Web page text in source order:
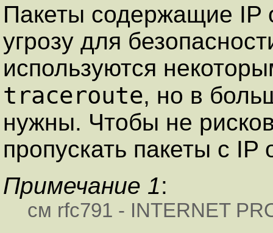
Пакеты содержащие IP
угрозу для
используются
traceroute, но в
нужны. Чтобы не
пропускать пакеты с IP
Примечание 1:
см rfc791 - INTERNET